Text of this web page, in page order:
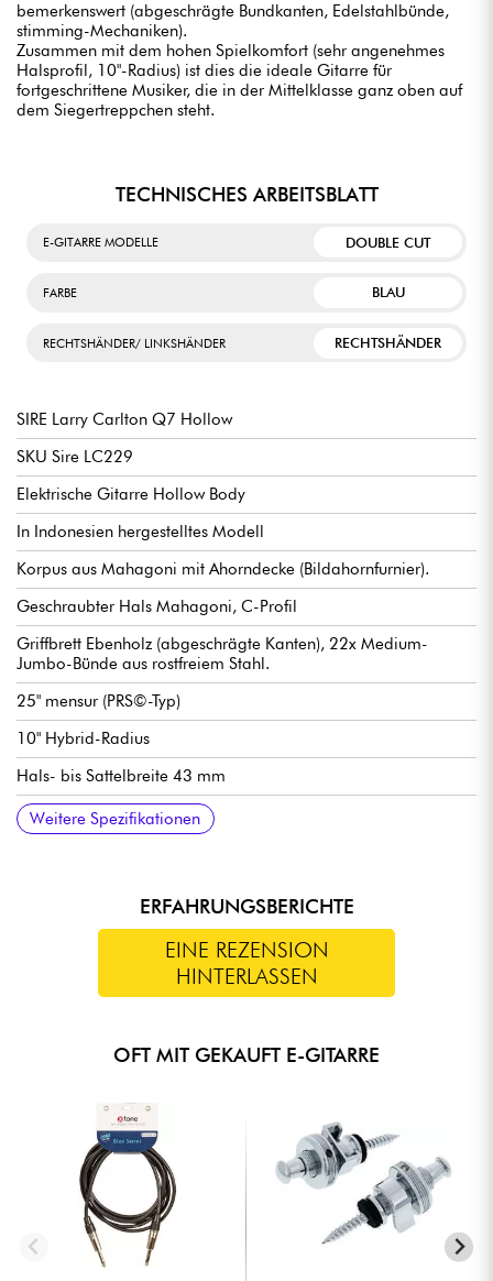
bemerkenswert (abgeschrägte Bundkanten, Edelstahlbünde,
stimming-Mechaniken).
Zusammen mit dem hohen Spielkomfort (sehr angenehmes
Halsprofil, 10"-Radius) ist dies die ideale Gitarre für
fortgeschrittene Musiker, die in der Mittelklasse ganz oben auf
dem Siegertreppchen steht.
TECHNISCHES ARBEITSBLATT
E-GITARRE MODELLE DOUBLE CUT
FARBE BLAU
RECHTSHÄNDER/ LINKSHÄNDER RECHTSHÄNDER
SIRE Larry Carlton Q7 Hollow
SKU Sire LC229
Elektrische Gitarre Hollow Body
In Indonesien hergestelltes Modell
Korpus aus Mahagoni mit Ahorndecke (Bildahornfurnier).
Geschraubter Hals Mahagoni, C-Profil
Griffbrett Ebenholz (abgeschrägte Kanten), 22x Medium-
Jumbo-Bünde aus rostfreiem Stahl.
25" mensur (PRS©-Typ)
10" Hybrid-Radius
Hals- bis Sattelbreite 43 mm
Sire Q Humbucker-tonabnehmer Doppelspulen-Pickup
Lautstärke für jeden Pickup
Ton für jeden Pickup
3x Tonabnehmerwahlschalter
Feste Stege Sire Modern Tune-O-Matic & Aluminium Stop Tail
Piece
stimmmechaniken Sire Premium Locking Tuners
Hochglanz-Finish
Weitere Spezifikationen
ERFAHRUNGSBERICHTE
EINE REZENSION
HINTERLASSEN
OFT MIT GEKAUFT E-GITARRE